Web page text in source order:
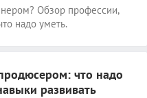
Обзор профессии,
надо уметь.
что надо
развивать